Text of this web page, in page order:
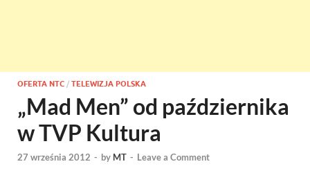
OFERTA NTC / TELEWIZJA POLSKA
„Mad Men” od października
w TVP Kultura
27 września 2012 - by MT - Leave a Comment